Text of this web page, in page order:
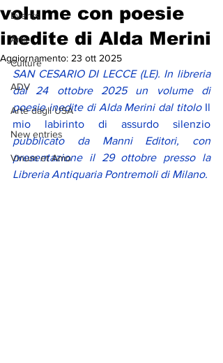
Events
Arts
Culture
ADV
Arte dagli USA
New entries
Vinum et Amo
volume con poesie
inedite di Alda Merini
Aggiornamento: 23 ott 2025
SAN CESARIO DI LECCE (LE). In libreria
dal 24 ottobre 2025 un volume di
poesie inedite di Alda Merini dal titolo Il
mio labirinto di assurdo silenzio
pubblicato da Manni Editori, con
presentazione il 29 ottobre presso la
Libreria Antiquaria Pontremoli di Milano.